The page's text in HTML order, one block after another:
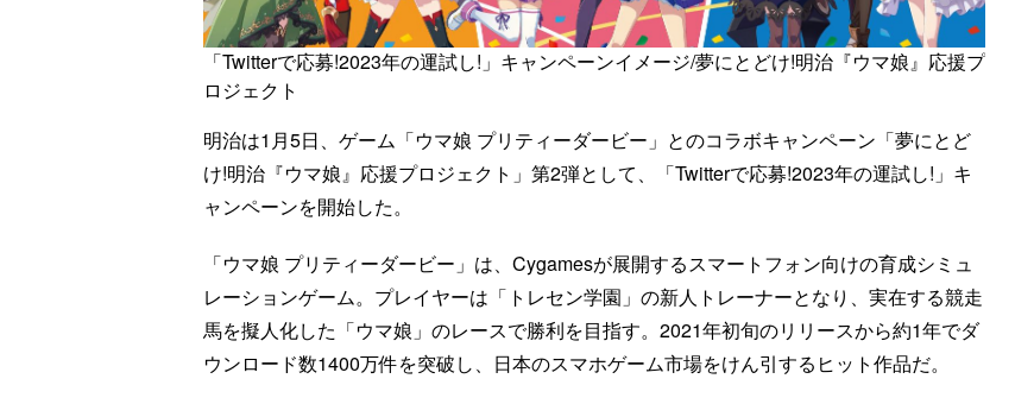
「Twitterで応募!2023年の運試し!」キャンペーンイメージ/夢にとどけ!明治『ウマ娘』応援プ
ロジェクト
明治は1月5日、ゲーム「ウマ娘 プリティーダービー」とのコラボキャンペーン「夢にとど
け!明治『ウマ娘』応援プロジェクト」第2弾として、「Twitterで応募!2023年の運試し!」キ
ャンペーンを開始した。
「ウマ娘 プリティーダービー」は、Cygamesが展開するスマートフォン向けの育成シミュ
レーションゲーム。プレイヤーは「トレセン学園」の新人トレーナーとなり、実在する競走
馬を擬人化した「ウマ娘」のレースで勝利を目指す。2021年初旬のリリースから約1年でダ
ウンロード数1400万件を突破し、日本のスマホゲーム市場をけん引するヒット作品だ。